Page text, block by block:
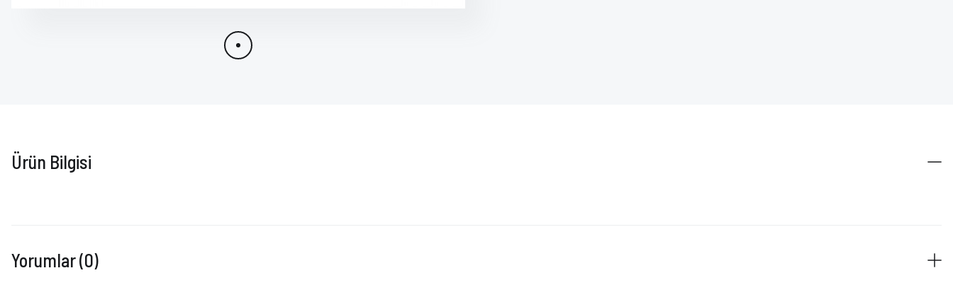
Ürün Bilgisi
Yorumlar (0)